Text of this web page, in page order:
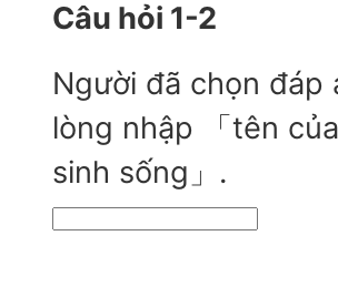
Câu hỏi 1-2
Người đã chọn đáp
lòng nhập 「tên
sinh sống」.